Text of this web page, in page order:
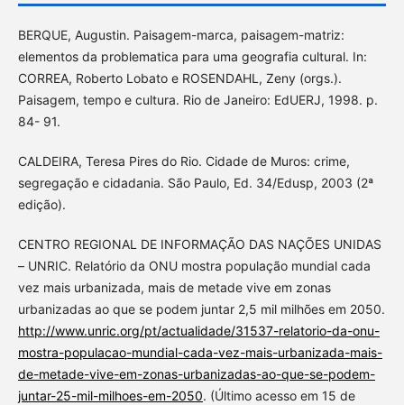
BERQUE, Augustin. Paisagem-marca, paisagem-matriz:
elementos da problematica para uma geografia cultural. In:
CORREA, Roberto Lobato e ROSENDAHL, Zeny (orgs.).
Paisagem, tempo e cultura. Rio de Janeiro: EdUERJ, 1998. p.
84- 91.
CALDEIRA, Teresa Pires do Rio. Cidade de Muros: crime,
segregação e cidadania. São Paulo, Ed. 34/Edusp, 2003 (2ª
edição).
CENTRO REGIONAL DE INFORMAÇÃO DAS NAÇÕES UNIDAS
– UNRIC. Relatório da ONU mostra população mundial cada
vez mais urbanizada, mais de metade vive em zonas
urbanizadas ao que se podem juntar 2,5 mil milhões em 2050.
http://www.unric.org/pt/actualidade/31537-relatorio-da-onu-
mostra-populacao-mundial-cada-vez-mais-urbanizada-mais-
de-metade-vive-em-zonas-urbanizadas-ao-que-se-podem-
juntar-25-mil-milhoes-em-2050. (Último acesso em 15 de